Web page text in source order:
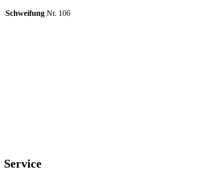
Schweifung Nr. 106
Service